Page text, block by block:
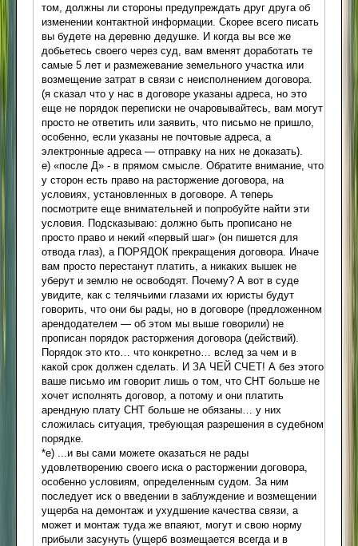
том, должны ли стороны предупреждать друг друга об
изменении контактной информации. Скорее всего писать
вы будете на деревню дедушке. И когда вы все же
добьетесь своего через суд, вам вменят доработать те
самые 5 лет и размежевание земельного участка или
возмещение затрат в связи с неисполнением договора.
(я сказал что у нас в договоре указаны адреса, но это
еще не порядок переписки не очаровывайтесь, вам могут
просто не ответить или заявить, что письмо не пришло,
особенно, если указаны не почтовые адреса, а
электронные адреса — отправку на них не доказать).
е) «после Д» - в прямом смысле. Обратите внимание, что
у сторон есть право на расторжение договора, на
условиях, установленных в договоре. А теперь
посмотрите еще внимательней и попробуйте найти эти
условия. Подсказываю: должно быть прописано не
просто право и некий «первый шаг» (он пишется для
отвода глаз), а ПОРЯДОК прекращения договора. Иначе
вам просто перестанут платить, а никаких вышек не
уберут и землю не освободят. Почему? А вот в суде
увидите, как с телячьими глазами их юристы будут
говорить, что они бы рады, но в договоре (предложенном
арендодателем — об этом мы выше говорили) не
прописан порядок расторжения договора (действий).
Порядок это кто… что конкретно… вслед за чем и в
какой срок должен сделать. И ЗА ЧЕЙ СЧЕТ! А без этого
ваше письмо им говорит лишь о том, что СНТ больше не
хочет исполнять договор, а потому и они платить
арендную плату СНТ больше не обязаны… у них
сложилась ситуация, требующая разрешения в судебном
порядке.
*е) ...и вы сами можете оказаться не рады
удовлетворению своего иска о расторжении договора,
особенно условиям, определенным судом. За ним
последует иск о введении в заблуждение и возмещении
ущерба на демонтаж и ухудшение качества связи, а
может и монтаж туда же впаяют, могут и свою норму
прибыли засунуть (ущерб возмещается всегда и в